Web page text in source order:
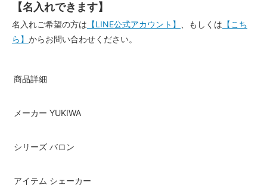
【名入れできます】
名入れご希望の方は 【LINE公式アカウント】 、もしくは 【こち
ら】 からお問い合わせください。
商品詳細
メーカー YUKIWA
シリーズ バロン
アイテム シェーカー